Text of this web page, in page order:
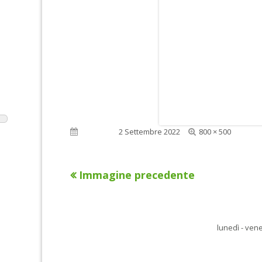
Pubblicato2 Settembre 2022
Dimensione
800 × 500
Immagine precedente
lunedì -